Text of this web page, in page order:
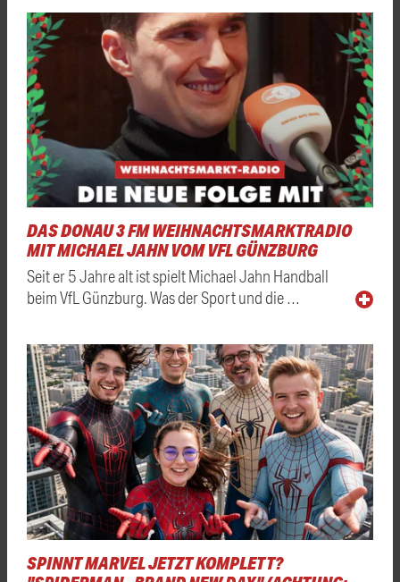
DAS DONAU 3 FM WEIHNACHTSMARKTRADIO
MIT MICHAEL JAHN VOM VFL GÜNZBURG
Seit er 5 Jahre alt ist spielt Michael Jahn Handball
beim VfL Günzburg. Was der Sport und die …
SPINNT MARVEL JETZT KOMPLETT?